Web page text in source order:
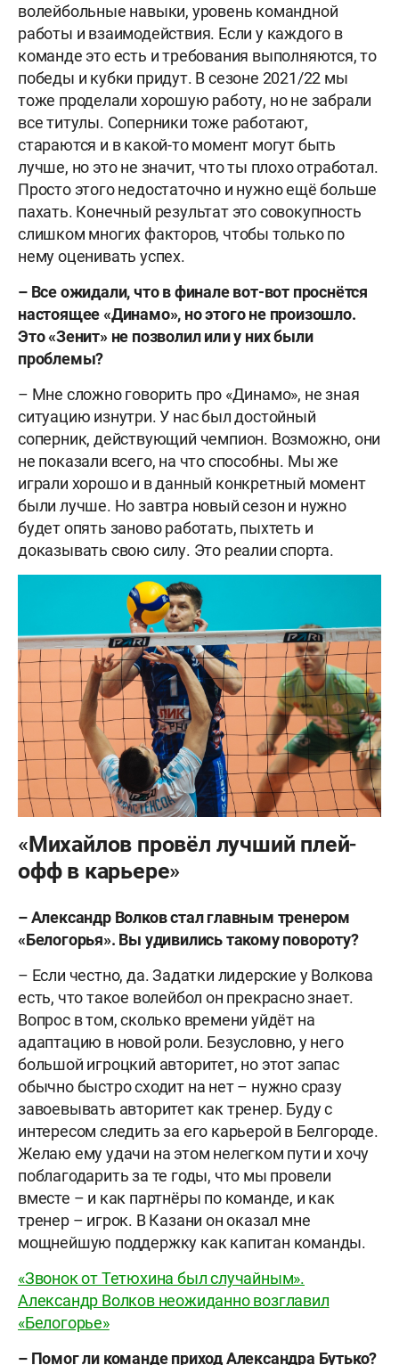
волейбольные навыки, уровень командной
работы и взаимодействия. Если у каждого в
команде это есть и требования выполняются, то
победы и кубки придут. В сезоне 2021/22 мы
тоже проделали хорошую работу, но не забрали
все титулы. Соперники тоже работают,
стараются и в какой-то момент могут быть
лучше, но это не значит, что ты плохо отработал.
Просто этого недостаточно и нужно ещё больше
пахать. Конечный результат это совокупность
слишком многих факторов, чтобы только по
нему оценивать успех.
– Все ожидали, что в финале вот-вот проснётся
настоящее «Динамо», но этого не произошло.
Это «Зенит» не позволил или у них были
проблемы?
– Мне сложно говорить про «Динамо», не зная
ситуацию изнутри. У нас был достойный
соперник, действующий чемпион. Возможно, они
не показали всего, на что способны. Мы же
играли хорошо и в данный конкретный момент
были лучше. Но завтра новый сезон и нужно
будет опять заново работать, пыхтеть и
доказывать свою силу. Это реалии спорта.
«Михайлов провёл лучший плей-
офф в карьере»
–Александр Волков стал главным тренером
«Белогорья». Вы удивились такому повороту?
– Если честно, да. Задатки лидерские у Волкова
есть, что такое волейбол он прекрасно знает.
Вопрос в том, сколько времени уйдёт на
адаптацию в новой роли. Безусловно, у него
большой игроцкий авторитет, но этот запас
обычно быстро сходит на нет – нужно сразу
завоевывать авторитет как тренер. Буду с
интересом следить за его карьерой в Белгороде.
Желаю ему удачи на этом нелегком пути и хочу
поблагодарить за те годы, что мы провели
вместе – и как партнёры по команде, и как
тренер – игрок. В Казани он оказал мне
мощнейшую поддержку как капитан команды.
«Звонок от Тетюхина был случайным».
Александр Волков неожиданно возглавил
«Белогорье»
– Помог ли командеприходАлександра Бутько?